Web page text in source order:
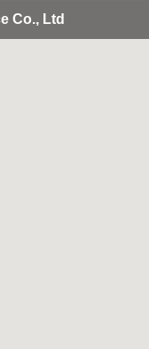
Co., Ltd.